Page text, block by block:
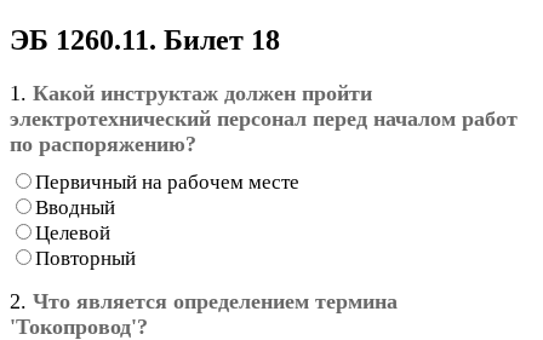
ЭБ 1260.11. Билет 18
1. Какой инструктаж должен пройти
электротехнический персонал перед началом работ
по распоряжению?
Первичный на рабочем месте
Вводный
Целевой
Повторный
2. Что является определением термина
'Токопровод'?